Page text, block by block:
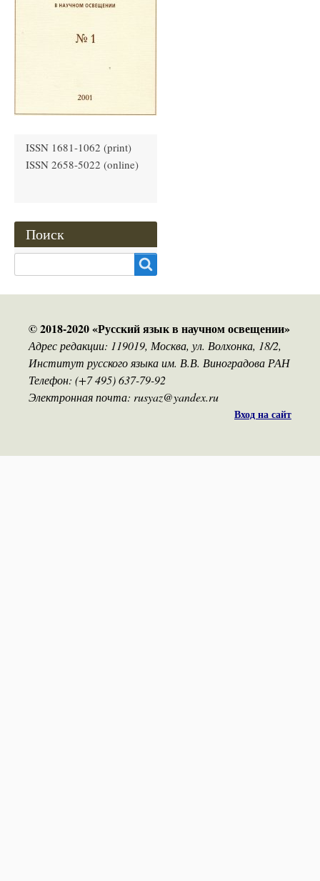
ISSN 1681-1062 (print)
ISSN 2658-5022 (online)
Поиск
© 2018-2020 «Русский язык в научном освещении»
Адрес редакции: 119019, Москва, ул. Волхонка, 18/2,
Институт русского языка им. В.В. Виноградова РАН
Телефон: (+7 495) 637-79-92
Электронная почта: rusyaz@yandex.ru
Вход на сайт